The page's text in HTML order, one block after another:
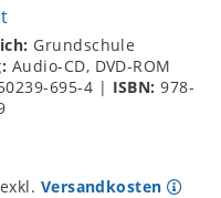
Grundschule
Audio-CD, DVD-ROM
695-4 | ISBN:978-
Versandkosten